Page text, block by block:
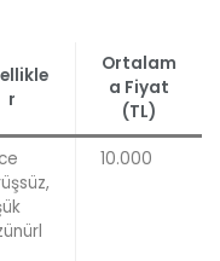
r
Ortalam
a Fiyat
(TL)
10.000